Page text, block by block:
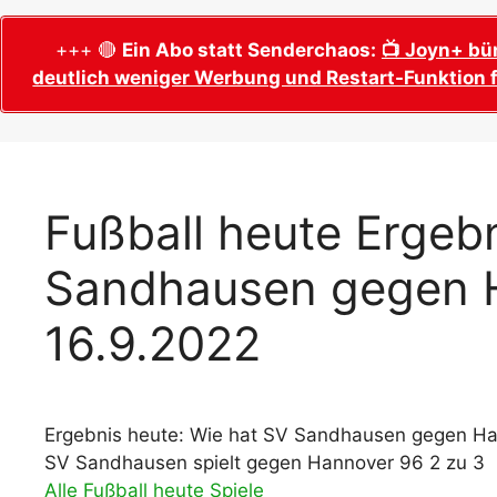
Wer wird Fußball-Weltmeister 2026?
Alle WM 2026 Trainer
Adidas Trionda: offizielle WM 2026
Spielball
Alle Nationalspieler der FIFA Fußball WM
2026
WM 2026
Termine,
WM 2026
WM 2026
Spielort
Fußball WM
+++ 🔴 Ein Abo statt Senderchaos: 📺 Joyn+
deutlich weniger Werbung und Restart-
Fußball heute
Sandhausen gegen
16.9.2022
Ergebnis heute: Wie hat SV Sandhausen gegen
SV Sandhausen spielt gegen Hannover 96 2 zu 3
Alle Fußball heute Spiele